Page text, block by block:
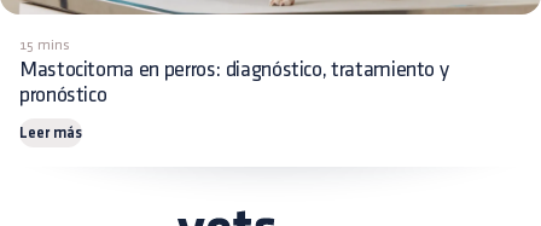
15 mins
Mastocitoma en perros: diagnóstico, tratamiento y
pronóstico
Leer más